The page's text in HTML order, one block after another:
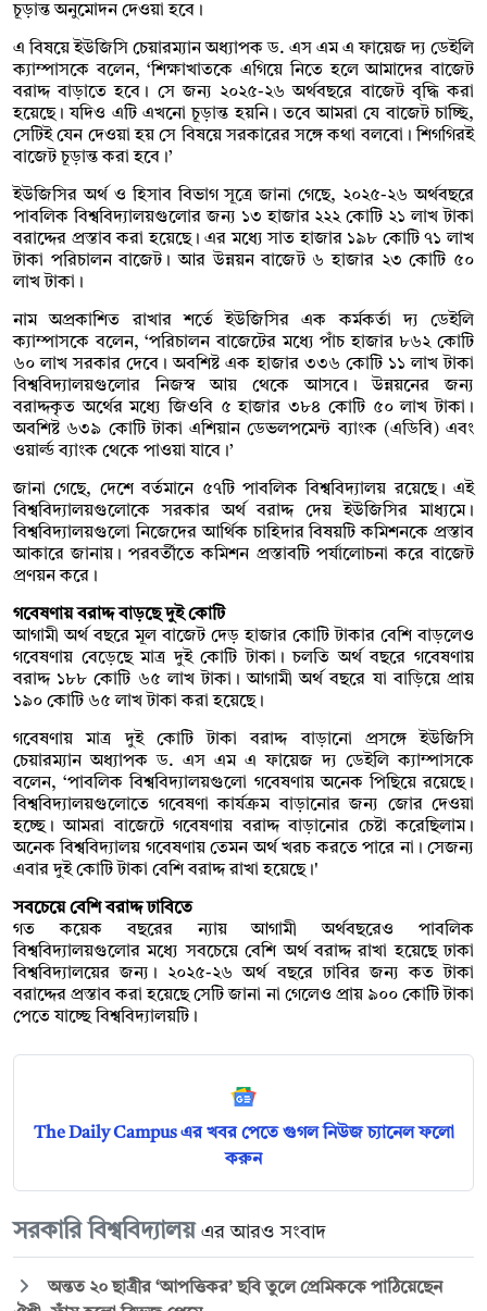
চূড়ান্ত অনুমোদন দেওয়া হবে।
এ বিষয়ে ইউজিসি চেয়ারম্যান অধ্যাপক ড. এস এম এ ফায়েজ দ্য ডেইলি
ক্যাম্পাসকে বলেন, ‘শিক্ষাখাতকে এগিয়ে নিতে হলে আমাদের বাজেট
বরাদ্দ বাড়াতে হবে। সে জন্য ২০২৫-২৬ অর্থবছরে বাজেট বৃদ্ধি করা
হয়েছে। যদিও এটি এখনো চূড়ান্ত হয়নি। তবে আমরা যে বাজেট চাচ্ছি,
সেটিই যেন দেওয়া হয় সে বিষয়ে সরকারের সঙ্গে কথা বলবো। শিগগিরই
বাজেট চূড়ান্ত করা হবে।’
ইউজিসির অর্থ ও হিসাব বিভাগ সূত্রে জানা গেছে, ২০২৫-২৬ অর্থবছরে
পাবলিক বিশ্ববিদ্যালয়গুলোর জন্য ১৩ হাজার ২২২ কোটি ২১ লাখ টাকা
বরাদ্দের প্রস্তাব করা হয়েছে। এর মধ্যে সাত হাজার ১৯৮ কোটি ৭১ লাখ
টাকা পরিচালন বাজেট। আর উন্নয়ন বাজেট ৬ হাজার ২৩ কোটি ৫০
লাখ টাকা।
নাম অপ্রকাশিত রাখার শর্তে ইউজিসির এক কর্মকর্তা দ্য ডেইলি
ক্যাম্পাসকে বলেন, ‘পরিচালন বাজেটের মধ্যে পাঁচ হাজার ৮৬২ কোটি
৬০ লাখ সরকার দেবে। অবশিষ্ট এক হাজার ৩৩৬ কোটি ১১ লাখ টাকা
বিশ্ববিদ্যালয়গুলোর নিজস্ব আয় থেকে আসবে। উন্নয়নের জন্য
বরাদ্দকৃত অর্থের মধ্যে জিওবি ৫ হাজার ৩৮৪ কোটি ৫০ লাখ টাকা।
অবশিষ্ট ৬৩৯ কোটি টাকা এশিয়ান ডেভলপমেন্ট ব্যাংক (এডিবি) এবং
ওয়ার্ল্ড ব্যাংক থেকে পাওয়া যাবে।’
জানা গেছে, দেশে বর্তমানে ৫৭টি পাবলিক বিশ্ববিদ্যালয় রয়েছে। এই
বিশ্ববিদ্যালয়গুলোকে সরকার অর্থ বরাদ্দ দেয় ইউজিসির মাধ্যমে।
বিশ্ববিদ্যালয়গুলো নিজেদের আর্থিক চাহিদার বিষয়টি কমিশনকে প্রস্তাব
আকারে জানায়। পরবর্তীতে কমিশন প্রস্তাবটি পর্যালোচনা করে বাজেট
প্রণয়ন করে।
গবেষণায় বরাদ্দ বাড়ছে দুই কোটি
আগামী অর্থ বছরে মূল বাজেট দেড় হাজার কোটি টাকার বেশি বাড়লেও
গবেষণায় বেড়েছে মাত্র দুই কোটি টাকা। চলতি অর্থ বছরে গবেষণায়
বরাদ্দ ১৮৮ কোটি ৬৫ লাখ টাকা। আগামী অর্থ বছরে যা বাড়িয়ে প্রায়
১৯০ কোটি ৬৫ লাখ টাকা করা হয়েছে।
গবেষণায় মাত্র দুই কোটি টাকা বরাদ্দ বাড়ানো প্রসঙ্গে ইউজিসি
চেয়ারম্যান অধ্যাপক ড. এস এম এ ফায়েজ দ্য ডেইলি ক্যাম্পাসকে
বলেন, ‘পাবলিক বিশ্ববিদ্যালয়গুলো গবেষণায় অনেক পিছিয়ে রয়েছে।
বিশ্ববিদ্যালয়গুলোতে গবেষণা কার্যক্রম বাড়ানোর জন্য জোর দেওয়া
হচ্ছে। আমরা বাজেটে গবেষণায় বরাদ্দ বাড়ানোর চেষ্টা করেছিলাম।
অনেক বিশ্ববিদ্যালয় গবেষণায় তেমন অর্থ খরচ করতে পারে না। সেজন্য
এবার দুই কোটি টাকা বেশি বরাদ্দ রাখা হয়েছে।'
সবচেয়ে বেশি বরাদ্দ ঢাবিতে
গত কয়েক বছরের ন্যায় আগামী অর্থবছরেও পাবলিক
বিশ্ববিদ্যালয়গুলোর মধ্যে সবচেয়ে বেশি অর্থ বরাদ্দ রাখা হয়েছে ঢাকা
বিশ্ববিদ্যালয়ের জন্য। ২০২৫-২৬ অর্থ বছরে ঢাবির জন্য কত টাকা
বরাদ্দের প্রস্তাব করা হয়েছে সেটি জানা না গেলেও প্রায় ৯০০ কোটি টাকা
পেতে যাচ্ছে বিশ্ববিদ্যালয়টি।
The Daily Campus এর খবর পেতে গুগল নিউজ চ্যানেল ফলো
করুন
সরকারি বিশ্ববিদ্যালয় এর আরও সংবাদ
অন্তত ২০ ছাত্রীর ‘আপত্তিকর’ ছবি তুলে প্রেমিককে পাঠিয়েছেন